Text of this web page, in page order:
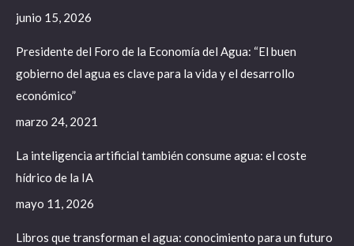
windowwindowwindow
junio 15, 2026
Presidente del Foro de la Economía del Agua: “El buen
gobierno del agua es clave para la vida y el desarrollo
económico”
marzo 24, 2021
La inteligencia artificial también consume agua: el coste
hídrico de la IA
mayo 11, 2026
Libros que transforman el agua: conocimiento para un futuro